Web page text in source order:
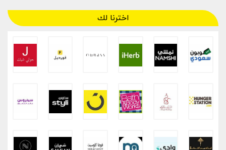
اخترنا لك